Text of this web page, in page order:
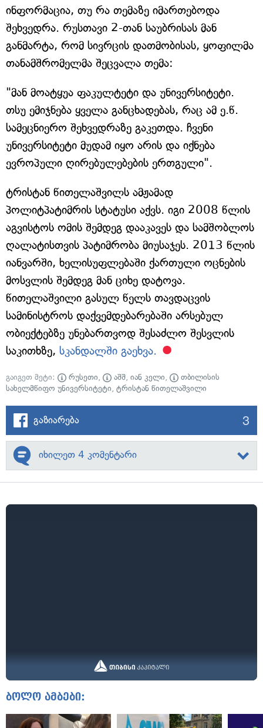
ინფორმაცია, თუ რა თემაზე იმართებოდა
შეხვედრა. რუსთავი 2-თან საუბრისას მან
განმარტა, რომ სივრცის დათმობისას, ყოფილმა
თანამშრომელმა შეცვალა თემა:
"მან მოატყუა ფაკულტეტი და უნივერსიტეტი.
თსუ ემიჯნება ყველა განცხადებას, რაც ამ ე.წ.
სამეცნიერო შეხვედრაზე გაკეთდა. ჩვენი
უნივერსიტეტი მუდამ იყო არის და იქნება
ევროპული ღირებულებების ერთგული".
ტრისტან წითელაშვილს ამჟამად
პოლიტპატიმრის სტატუსი აქვს. იგი 2008 წლის
აგვისტოს ომის შემდეგ დააკავეს და სამშობლოს
ღალატისთვის პატიმრობა მიუსაჯეს. 2013 წლის
იანვარში, ხელისუფლებაში ქართული ოცნების
მოსვლის შემდეგ მან ციხე დატოვა.
წითელაშვილი გასულ წელს თავდაცვის
სამინისტროს დაქვემდებარებაში არსებულ
ობიექტებზე უნებართვოდ შესაძლო შესვლის
საკითხზე, სკანდალში გაეხვა.
გაიგეთ მეტი: რუსეთი, აშშ, იან კელი,
თბილისის
სახელმწიფო უნივერსიტეტი, ტრისტან წითელაშვილი
გაზიარება 3
იხილეთ 4 კომენტარი
ბოლო ამბები: